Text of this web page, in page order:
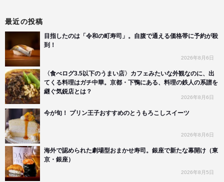
最近の投稿
目指したのは「令和の町寿司」。自腹で通える価格帯に予約が殺
到！
2026年8月6日
〈食べログ3.5以下のうまい店〉カフェみたいな外観なのに、出
てくる料理はガチ中華。京都・下鴨にある、料理の鉄人の系譜を
継ぐ気鋭店とは？
2026年8月6日
今が旬！ プリン王子おすすめのとうもろこしスイーツ
2026年8月6日
海外で認められた劇場型おまかせ寿司。銀座で新たな幕開け（東
京・銀座）
2026年8月5日